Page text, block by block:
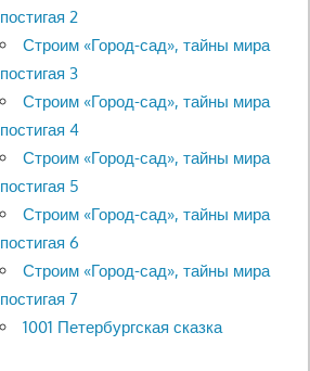
постигая 2
Строим «Город-сад», тайны мира
постигая 3
Строим «Город-сад», тайны мира
постигая 4
Строим «Город-сад», тайны мира
постигая 5
Строим «Город-сад», тайны мира
постигая 6
Строим «Город-сад», тайны мира
постигая 7
1001 Петербургская сказка